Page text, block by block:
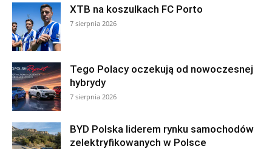
XTB na koszulkach FC Porto
7 sierpnia 2026
Tego Polacy oczekują od nowoczesnej
hybrydy
7 sierpnia 2026
BYD Polska liderem rynku samochodów
zelektryfikowanych w Polsce